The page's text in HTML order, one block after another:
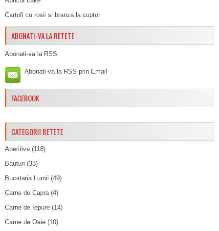
Cartofi cu rosii si branza la cuptor
ABONATI-VA LA RETETE
Abonati-va la RSS
Abonati-va la RSS prin Email
FACEBOOK
CATEGORII RETETE
Aperitive (118)
Bauturi (33)
Bucataria Lumii (49)
Carne de Capra (4)
Carne de Iepure (14)
Carne de Oaie (10)